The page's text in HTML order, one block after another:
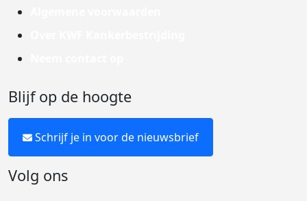
Blijf op de hoogte
Schrijf je in voor de nieuwsbrief
Volg ons